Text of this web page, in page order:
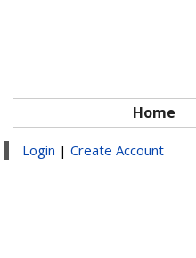
Home
Login | Create Account